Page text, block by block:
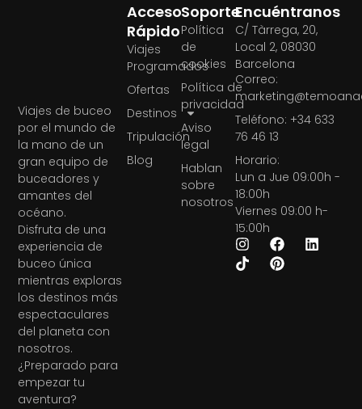
Viajes de buceo
por el mundo de
la mano de un
gran equipo de
buceadores y
amantes del
océano.
Disfruta de una
experiencia de
buceo única
mientras exploras
los destinos más
espectaculares
del planeta con
nosotros.
¿Preparado para
empezar tu
aventura?
Soporte
Política
de
cookies
Política de
privacidad
Aviso
legal
Hablan
sobre
nosotros
Acceso
Rápido
Viajes
Programados
Ofertas
Destinos
Tripulación
Blog
Encuéntranos
C/ Tàrrega, 20,
Local 2, 08030
Barcelona
Correo:
Teléfono: +34 633
76 46 13
Horario:
Lun a Jue 09:00h -
18:00h
Viernes 09:00 h-
15:00h